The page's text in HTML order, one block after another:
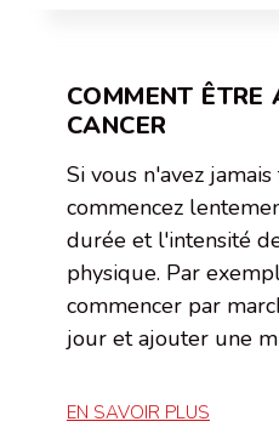
COMMENT ÊTRE
CANCER
Si vous n'avez
commencez
durée et l'intensité
physique. Par
commencer par
jour et ajouter une
EN SAVOIR PLUS